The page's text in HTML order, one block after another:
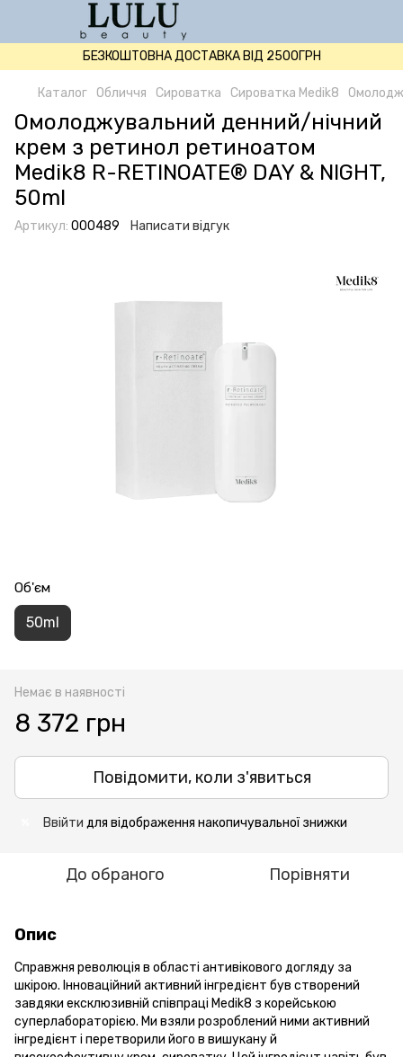
БЕЗКОШТОВНА ДОСТАВКА ВІД 2500ГРН
Каталог Обличчя Сироватка Сироватка Medik8
Омолоджувальний денний/нічний
крем з ретинол ретиноатом
Medik8 R-RETINOATE® DAY & NIGHT,
50ml
Артикул: 000489 Написати відгук
Об'єм
50ml
Немає в наявності
8 372 грн
Повідомити, коли з'явиться
Ввійти для відображення накопичувальної знижки
До обраного Порівняти
Опис
Справжня революція в області антивікового догляду за
шкірою. Інноваційний активний інгредієнт був створений
завдяки ексклюзивній співпраці Medik8 з корейською
суперлабораторією. Ми взяли розроблений ними активний
інгредієнт і перетворили його в вишукану й